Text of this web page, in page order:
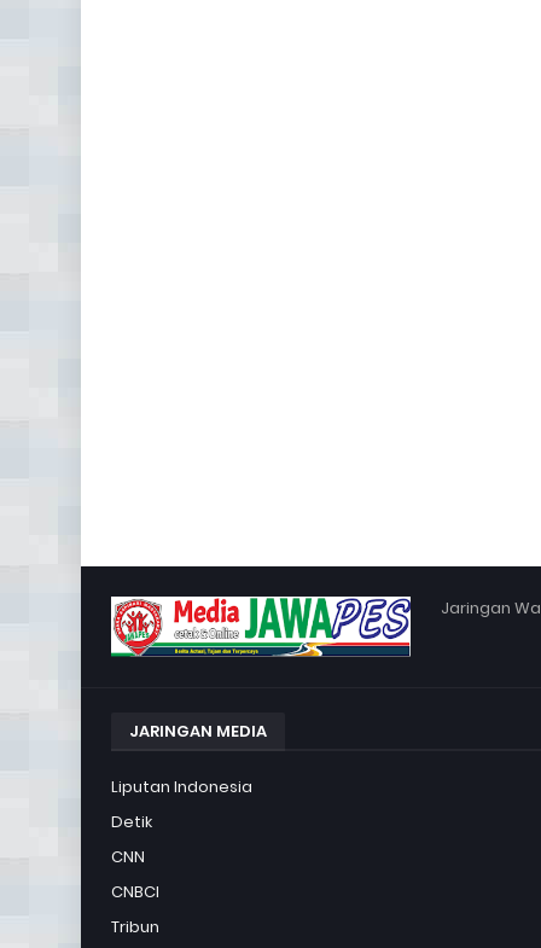
Jaringan
JARINGAN MEDIA
Liputan Indonesia
Detik
CNN
CNBCI
Tribun